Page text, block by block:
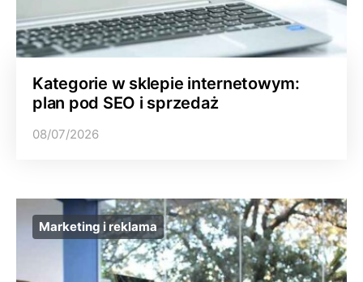
Kategorie w sklepie internetowym:
plan pod SEO i sprzedaż
08/07/2026
Marketing i reklama